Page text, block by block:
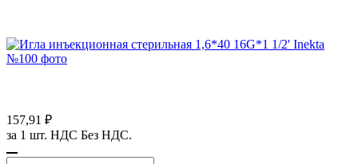
157,91 ₽
за 1 шт. НДС Без НДС.